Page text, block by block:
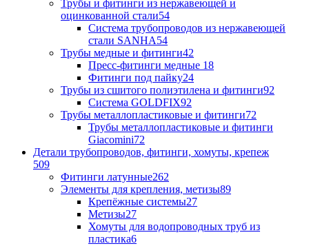
Трубы и фитинги из нержавеющей и
оцинкованной стали54
Система трубопроводов из нержавеющей
стали SANHA54
Трубы медные и фитинги42
Пресс-фитинги медные 18
Фитинги под пайку24
Трубы из сшитого полиэтилена и фитинги92
Система GOLDFIX92
Трубы металлопластиковые и фитинги72
Трубы металлопластиковые и фитинги
Giacomini72
Детали трубопроводов, фитинги, хомуты, крепеж
509
Фитинги латунные262
Элементы для крепления, метизы89
Крепёжные системы27
Метизы27
Хомуты для водопроводных труб из
пластика6